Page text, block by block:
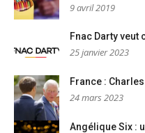
9 avril 2019
Fnac Darty
25 janvier 2023
France :
24 mars 2023
Angélique Six :